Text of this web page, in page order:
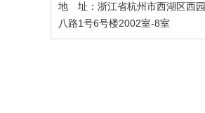
地 址：浙江省杭州市西湖区西园
八路1号6号楼2002室-8室